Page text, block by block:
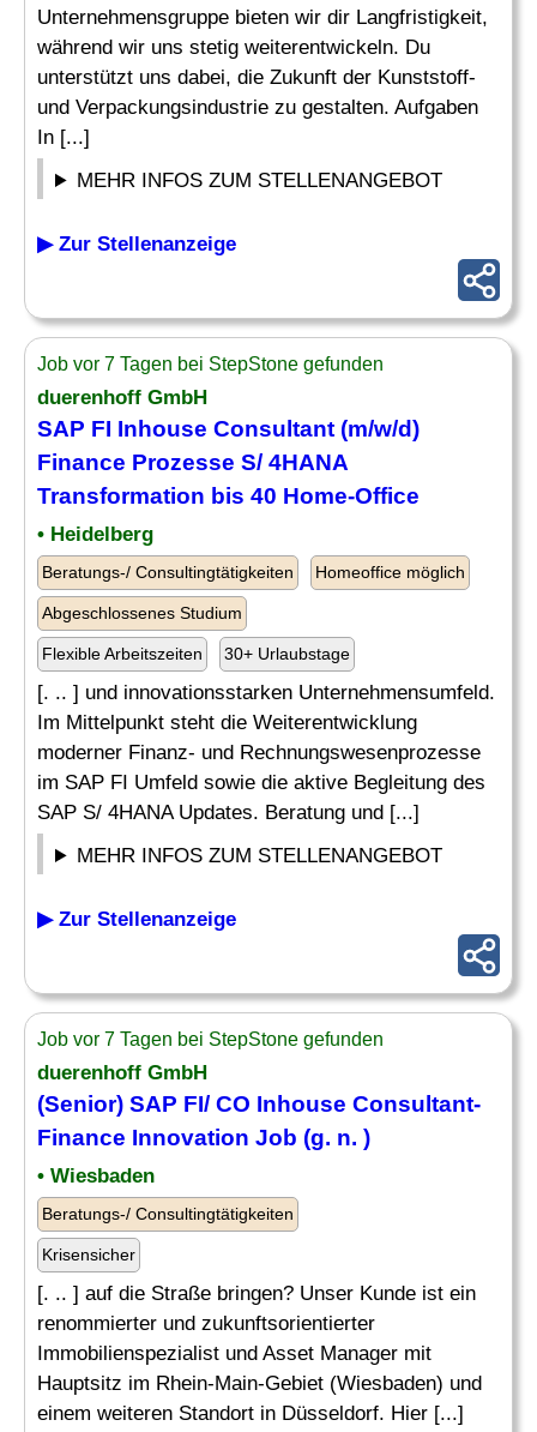
Unternehmensgruppe bieten wir dir Langfristigkeit,
während wir uns stetig weiterentwickeln. Du
unterstützt uns dabei, die Zukunft der Kunststoff-
und Verpackungsindustrie zu gestalten. Aufgaben
In [...]
MEHR INFOS ZUM STELLENANGEBOT
▶ Zur Stellenanzeige
Job vor 7 Tagen bei StepStone gefunden
duerenhoff GmbH
SAP FI Inhouse Consultant (m/w/d)
Finance Prozesse S/ 4HANA
Transformation bis 40 Home-Office
• Heidelberg
Beratungs-/ Consultingtätigkeiten Homeoffice möglich
Abgeschlossenes Studium
Flexible Arbeitszeiten 30+ Urlaubstage
[. .. ] und innovationsstarken Unternehmensumfeld.
Im Mittelpunkt steht die Weiterentwicklung
moderner Finanz- und Rechnungswesenprozesse
im SAP FI Umfeld sowie die aktive Begleitung des
SAP S/ 4HANA Updates. Beratung und [...]
MEHR INFOS ZUM STELLENANGEBOT
▶ Zur Stellenanzeige
Job vor 7 Tagen bei StepStone gefunden
duerenhoff GmbH
(Senior) SAP FI/ CO Inhouse Consultant-
Finance Innovation Job (g. n. )
• Wiesbaden
Beratungs-/ Consultingtätigkeiten
Krisensicher
[. .. ] auf die Straße bringen? Unser Kunde ist ein
renommierter und zukunftsorientierter
Immobilienspezialist und Asset Manager mit
Hauptsitz im Rhein-Main-Gebiet (Wiesbaden) und
einem weiteren Standort in Düsseldorf. Hier [...]